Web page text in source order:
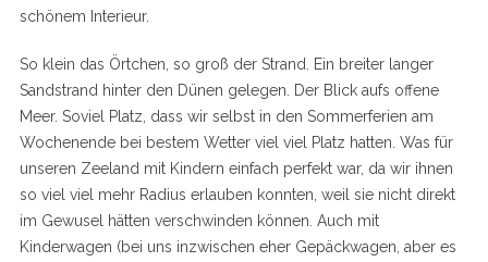
schönem Interieur.
So klein das Örtchen, so groß der Strand. Ein breiter langer
Sandstrand hinter den Dünen gelegen. Der Blick aufs offene
Meer. Soviel Platz, dass wir selbst in den Sommerferien am
Wochenende bei bestem Wetter viel viel Platz hatten. Was für
unseren Zeeland mit Kindern einfach perfekt war, da wir ihnen
so viel viel mehr Radius erlauben konnten, weil sie nicht direkt
im Gewusel hätten verschwinden können. Auch mit
Kinderwagen (bei uns inzwischen eher Gepäckwagen, aber es